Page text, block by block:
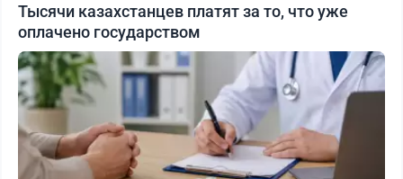
Тысячи казахстанцев платят за то, что уже
оплачено государством